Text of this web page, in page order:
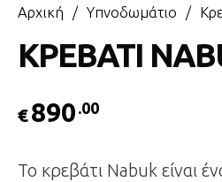
Αρχική / Υπνοδωμάτιο /
ΚΡΕΒΑΤΙ
€890 .00
Το κρεβάτι Nabuk είναι